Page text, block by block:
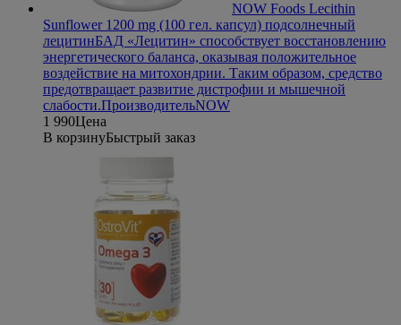
NOW Foods Lecithin
Sunflower 1200 mg (100 гел. капсул) подсолнечный
лецитинБАД «Лецитин» способствует восстановлению
энергетического баланса, оказывая положительное
воздействие на митохондрии. Таким образом, средство
предотвращает развитие дистрофии и мышечной
слабости.ПроизводительNOW
1 990Цена
В корзинуБыстрый заказ